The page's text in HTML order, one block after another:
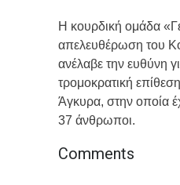
Η κουρδική ομάδα
απελευθέρωση του
ανέλαβε την ευθύνη
τρομοκρατική
Άγκυρα, στην οποία
37 άνθρωποι.
Comments